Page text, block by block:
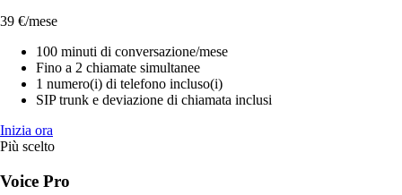
39 €/mese
100 minuti di conversazione/mese
Fino a 2 chiamate simultanee
1 numero(i) di telefono incluso(i)
SIP trunk e deviazione di chiamata inclusi
Inizia ora
Più scelto
Voice Pro